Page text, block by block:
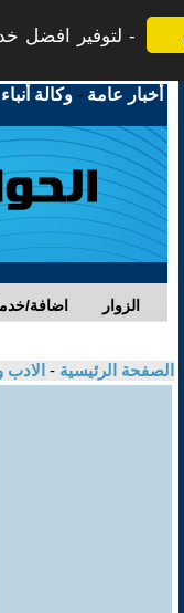
لتوفير افضل
أخبار عامة -وكالة
اضافة/ الزوار
الصفحة الرئيسية - الادب